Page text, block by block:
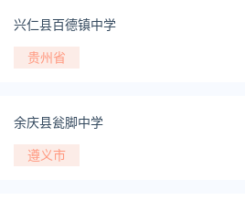
兴仁县百德镇中学
贵州省
余庆县瓮脚中学
遵义市